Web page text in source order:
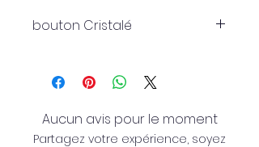
bouton Cristalé
mm avec un cristal central.
Couvercle de bouton en laiton
de 19 mm
bouton Cristalé
25 mm avec un cristal central.
Couvercle de bouton en
laiton de 19 mm
Aucun avis pour le moment
Partagez votre expérience, soyez